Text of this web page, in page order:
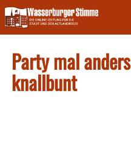
Skip
to
content
Party mal
knallbunt